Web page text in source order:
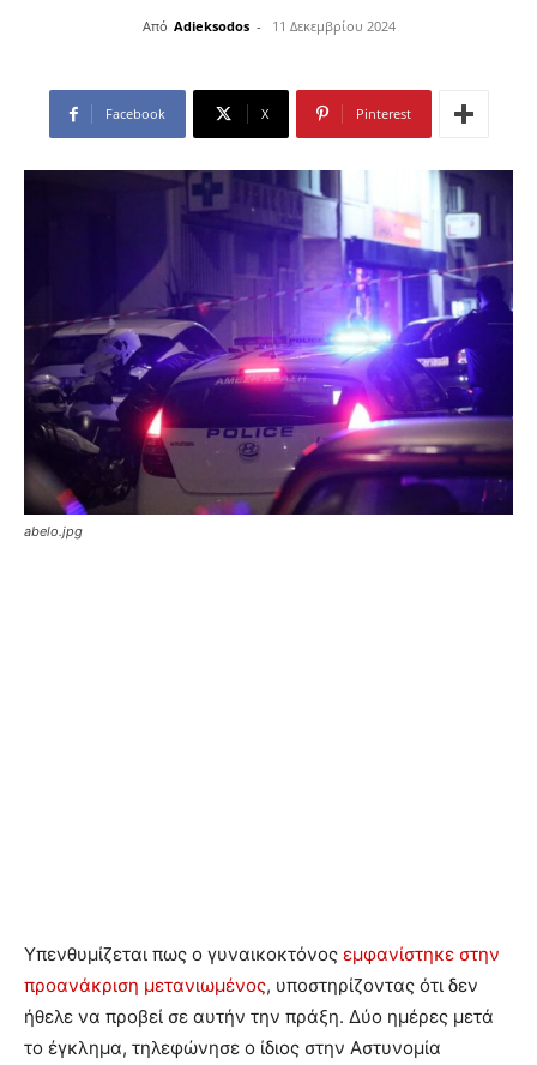
Από Adieksodos - 11 Δεκεμβρίου 2024
Facebook X Pinterest
abelo.jpg
Υπενθυμίζεται πως ο γυναικοκτόνος εμφανίστηκε στην
προανάκριση μετανιωμένος, υποστηρίζοντας ότι δεν
ήθελε να προβεί σε αυτήν την πράξη. Δύο ημέρες μετά
το έγκλημα, τηλεφώνησε ο ίδιος στην Αστυνομία